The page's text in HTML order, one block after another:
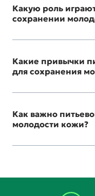
Какую роль
сохранении
Какие привычки
для сохранения
Как важно
молодости кожи?